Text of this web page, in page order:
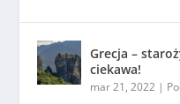
Grecja –
ciekawa!
mar 21, 2022 |